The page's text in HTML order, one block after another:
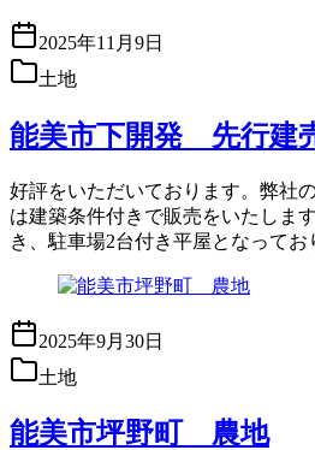
2025年11月9日
土地
能美市下開発 先行建
好評をいただいております。弊社
は建築条件付きで販売をいたしま
き、駐車場2台付き平屋となって
2025年9月30日
土地
能美市坪野町 農地